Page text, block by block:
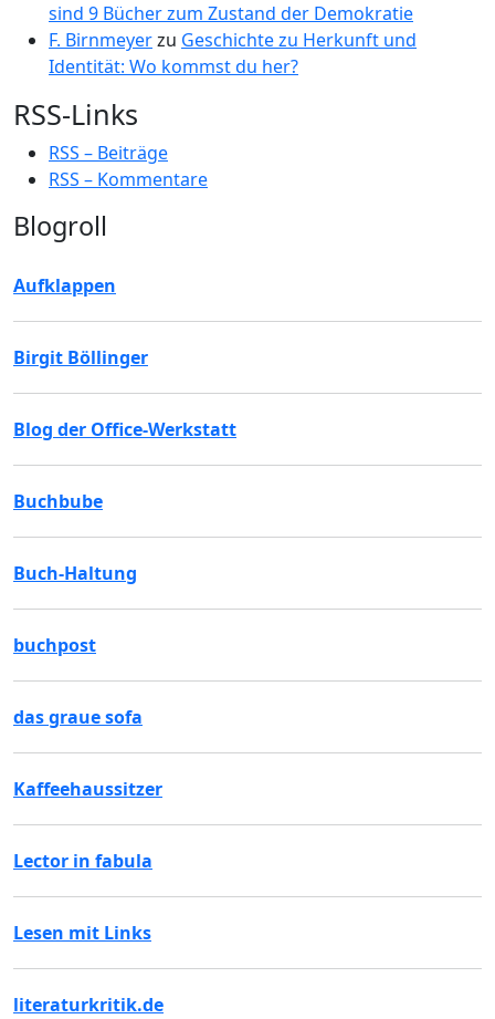
sind 9 Bücher zum Zustand der Demokratie
F. Birnmeyerzu Geschichte zu Herkunft und
Identität: Wo kommst du her?
RSS-Links
RSS – Beiträge
RSS – Kommentare
Blogroll
Aufklappen
Birgit Böllinger
Blog der Office-Werkstatt
Buchbube
Buch-Haltung
buchpost
das graue sofa
Kaffeehaussitzer
Lector in fabula
Lesen mit Links
literaturkritik.de